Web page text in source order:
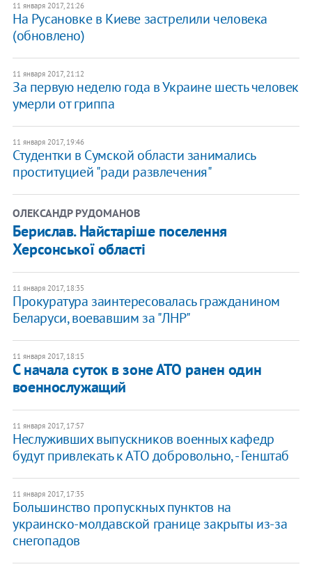
11 января 2017, 21:26
На Русановке в Киеве застрелили человека
(обновлено)
11 января 2017, 21:12
За первую неделю года в Украине шесть человек
умерли от гриппа
11 января 2017, 19:46
Студентки в Сумской области занимались
проституцией "ради развлечения"
ОЛЕКСАНДР РУДОМАНОВ
Берислав. Найстаріше поселення
Херсонської області
11 января 2017, 18:35
Прокуратура заинтересовалась гражданином
Беларуси, воевавшим за "ЛНР"
11 января 2017, 18:15
С начала суток в зоне АТО ранен один
военнослужащий
11 января 2017, 17:57
Неслуживших выпускников военных кафедр
будут привлекать к АТО добровольно, - Генштаб
11 января 2017, 17:35
​Большинство пропускных пунктов на
украинско-молдавской границе закрыты из-за
снегопадов